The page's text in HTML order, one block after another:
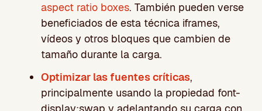
aspect ratio boxes. También pueden verse
beneficiados de esta técnica iframes,
vídeos y otros bloques que cambien de
tamaño durante la carga.
Optimizar las fuentes críticas,
principalmente usando la propiedad font-